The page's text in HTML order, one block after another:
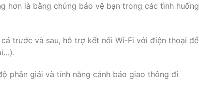
hơn là bằng chứng bảo vệ bạn trong các tình huống
trước và sau, hỗ trợ kết nối Wi-Fi với điện thoại để
phân giải và tính năng cảnh báo giao thông đi